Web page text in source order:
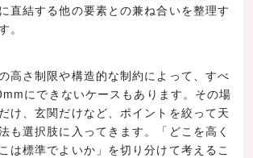
直結する他の要素との兼ね合いを整理す
。
高さ制限や構造的な制約によって、すべ
にできないケースもあります。その場
け、玄関だけなど、ポイントを絞って天
も選択肢に入ってきます。「どこを高く
は標準でよいか」を切り分けて考えるこ